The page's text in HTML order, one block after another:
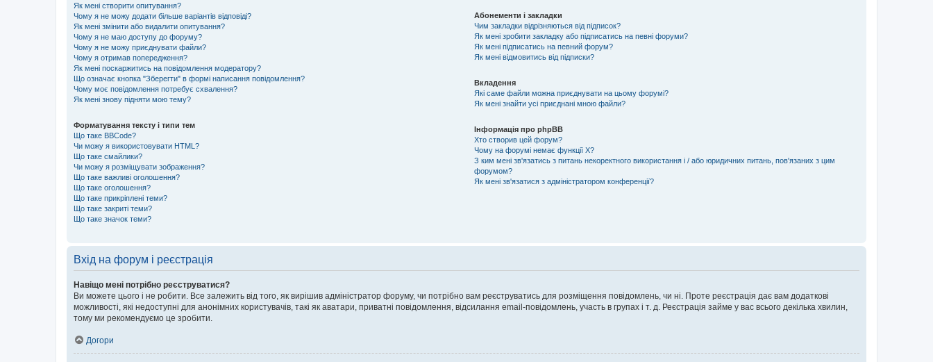
Як мені створити опитування?
Чому я не можу додати більше варіантів відповіді?
Як мені змінити або видалити опитування?
Чому я не маю доступу до форуму?
Чому я не можу приєднувати файли?
Чому я отримав попередження?
Як мені поскаржитись на повідомлення модератору?
Що означає кнопка "Зберегти" в формі написання повідомлення?
Чому моє повідомлення потребує схвалення?
Як мені знову підняти мою тему?
Форматування тексту і типи тем
Що таке BBCode?
Чи можу я використовувати HTML?
Що таке смайлики?
Чи можу я розміщувати зображення?
Що таке важливі оголошення?
Що таке оголошення?
Що таке прикріплені теми?
Що таке закриті теми?
Що таке значок теми?
Абонементи і закладки
Чим закладки відрізняються від підписок?
Як мені зробити закладку або підписатись на певні форуми?
Як мені підписатись на певний форум?
Як мені відмовитись від підписки?
Вкладення
Які саме файли можна приєднувати на цьому форумі?
Як мені знайти усі приєднані мною файли?
Інформація про phpBB
Хто створив цей форум?
Чому на форумі немає функції X?
З ким мені зв'язатись з питань некоректного використання і / або юридичних питань, пов'язаних з цим
форумом?
Як мені зв'язатися з адміністратором конференції?
Вхід на форум і реєстрація
Навіщо мені потрібно реєструватися?
Ви можете цього і не робити. Все залежить від того, як вирішив адміністратор форуму, чи потрібно вам реєструватись для розміщення повідомлень, чи ні. Проте реєстрація дає вам додаткові
можливості, які недоступні для анонімних користувачів, такі як аватари, приватні повідомлення, відсилання email-повідомлень, участь в групах і т. д. Реєстрація займе у вас всього декілька хвилин,
тому ми рекомендуємо це зробити.
Догори